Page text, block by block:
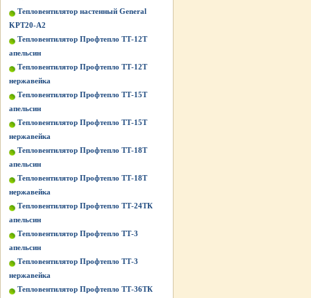
Тепловентилятор настенный General
KPT20-A2
Тепловентилятор Профтепло ТТ-12Т
апельсин
Тепловентилятор Профтепло ТТ-12Т
нержавейка
Тепловентилятор Профтепло ТТ-15Т
апельсин
Тепловентилятор Профтепло ТТ-15Т
нержавейка
Тепловентилятор Профтепло ТТ-18Т
апельсин
Тепловентилятор Профтепло ТТ-18Т
нержавейка
Тепловентилятор Профтепло ТТ-24ТК
апельсин
Тепловентилятор Профтепло ТТ-3
апельсин
Тепловентилятор Профтепло ТТ-3
нержавейка
Тепловентилятор Профтепло ТТ-36ТК